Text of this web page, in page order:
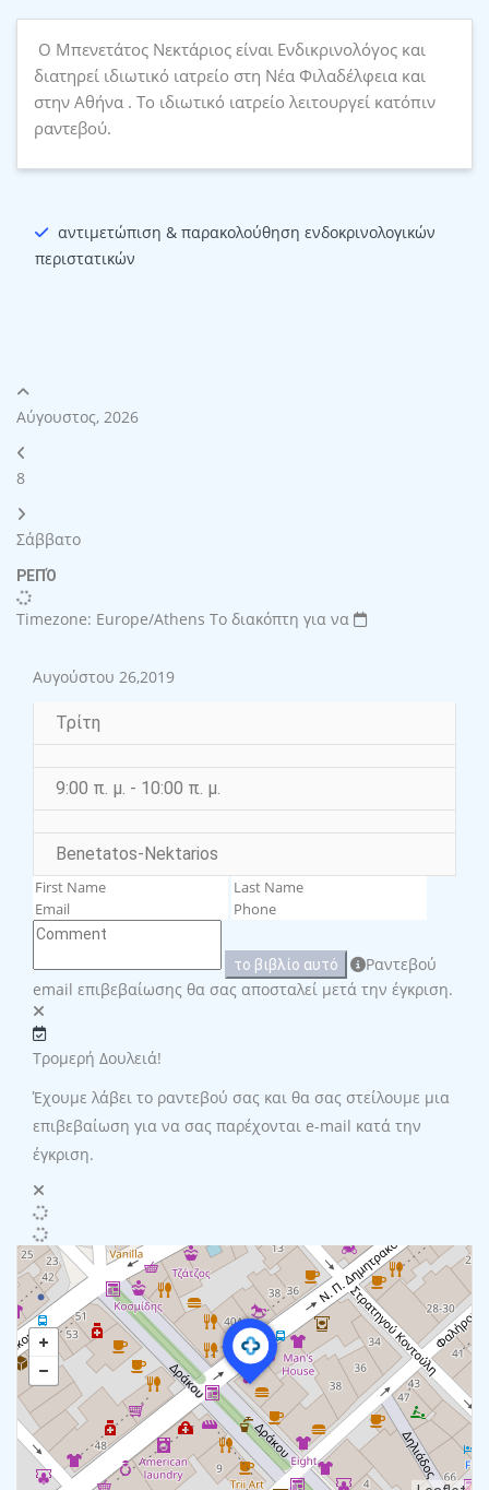
Ο Μπενετάτος Νεκτάριος είναι Ενδικρινολόγος και
διατηρεί ιδιωτικό ιατρείο στη Νέα Φιλαδέλφεια και
στην Αθήνα . Το ιδιωτικό ιατρείο λειτουργεί κατόπιν
ραντεβού.
αντιμετώπιση & παρακολούθηση ενδοκρινολογικών
περιστατικών
Αύγουστος, 2026
8
Σάββατο
ΡΕΠΌ
Timezone: Europe/Athens Το διακόπτη για να
Αυγούστου 26,2019
Τρίτη
9:00 π. μ. - 10:00 π. μ.
Benetatos-Nektarios
το βιβλίο αυτό
Ραντεβού
email επιβεβαίωσης θα σας αποσταλεί μετά την έγκριση.
Τρομερή Δουλειά!
Έχουμε λάβει το ραντεβού σας και θα σας στείλουμε μια
επιβεβαίωση για να σας παρέχονται e-mail κατά την
έγκριση.